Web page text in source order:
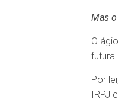
Mas
O
futura
Por
IRPJ